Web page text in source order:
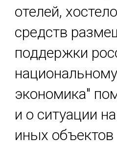
отелей,
средств
поддержки
экономика"
и о ситуации
иных объектов